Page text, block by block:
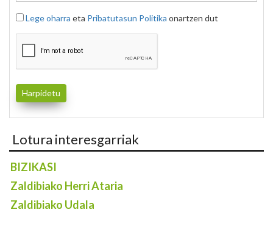
Lege oharra eta Pribatutasun Politika onartzen dut
Lotura interesgarriak
BIZIKASI
Zaldibiako Herri Ataria
Zaldibiako Udala